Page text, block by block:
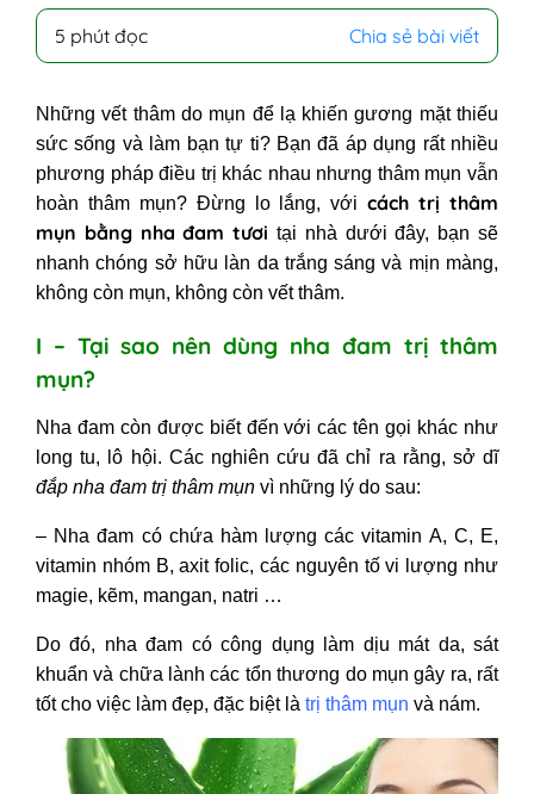
I - Tại sao nên dùng nha đam trị
thâm mụn?
bằng nha đam tươi ngay tại nhà
1. Trị thâm mụn bằng nha đam tươi
và mật ong
2. Mặt nạ trị thâm mụn từ nha đam
và chanh
3. Mẹo trị thâm mụn bằng lô hội và
nước vo gạo
4. Cách dùng nha đam trị thâm mụn
tươi và vitamin E
6. Dùng nha đam trị thâm mụn
Webtretho chia sẻ
nha đam tươi
5 phút đọc Chia sẻ bài viết
Những vết thâm do mụn để lạ khiến gương mặt thiếu
sức sống và làm bạn tự ti? Bạn đã áp dụng rất nhiều
phương pháp điều trị khác nhau nhưng thâm mụn vẫn
hoàn thâm mụn? Đừng lo lắng, vớicách trị thâm
mụn bằng nha đam tươi tại nhà dưới đây, bạn sẽ
nhanh chóng sở hữu làn da trắng sáng và mịn màng,
không còn mụn, không còn vết thâm.
I – Tại sao nên dùng nha đam trị thâm
mụn?
Nha đam còn được biết đến với các tên gọi khác như
long tu, lô hội. Các nghiên cứu đã chỉ ra rằng, sở dĩ
đắp nha đam trị thâm mụn vì những lý do sau:
– Nha đam có chứa hàm lượng các vitamin A, C, E,
vitamin nhóm B, axit folic, các nguyên tố vi lượng như
magie, kẽm, mangan, natri …
Do đó, nha đam có công dụng làm dịu mát da, sát
khuẩn và chữa lành các tổn thương do mụn gây ra, rất
tốt cho việc làm đẹp, đặc biệt là trị thâm mụn và nám.